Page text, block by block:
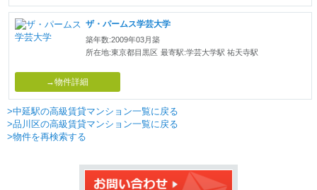
ザ・パームス学芸大学
築年数:2009年03月築
所在地:東京都目黒区 最寄駅:学芸大学駅 祐天寺駅
→物件詳細
>中延駅の高級賃貸マンション一覧に戻る
>品川区の高級賃貸マンション一覧に戻る
>物件を再検索する